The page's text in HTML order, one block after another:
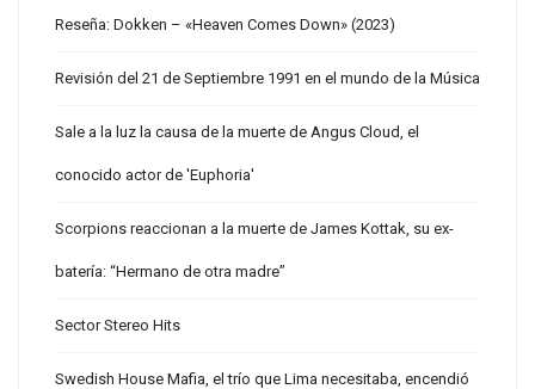
Reseña: Dokken – «Heaven Comes Down» (2023)
Revisión del 21 de Septiembre 1991 en el mundo de la Música
Sale a la luz la causa de la muerte de Angus Cloud, el
conocido actor de 'Euphoria'
Scorpions reaccionan a la muerte de James Kottak, su ex-
batería: “Hermano de otra madre”
Sector Stereo Hits
Swedish House Mafia, el trío que Lima necesitaba, encendió